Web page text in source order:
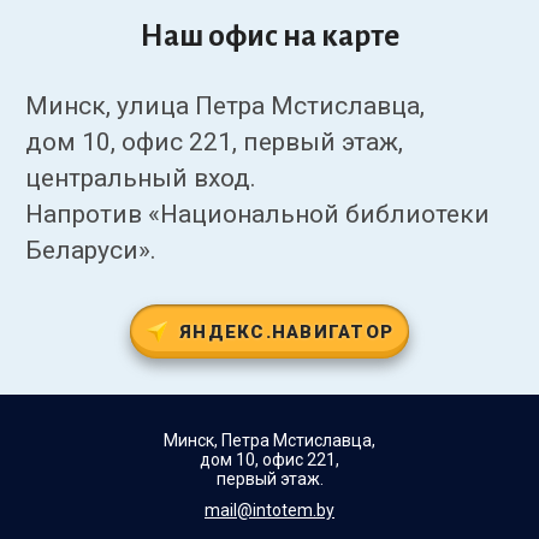
Наш офис на карте
Минск, улица Петра Мстиславца,
дом 10, офис 221, первый этаж,
центральный вход.
Напротив «Национальной библиотеки
Беларуси».
ЯНДЕКС.НАВИГАТОР
Минск, Петра Мстиславца,
дом 10, офис 221,
первый этаж.
mail@intotem.by